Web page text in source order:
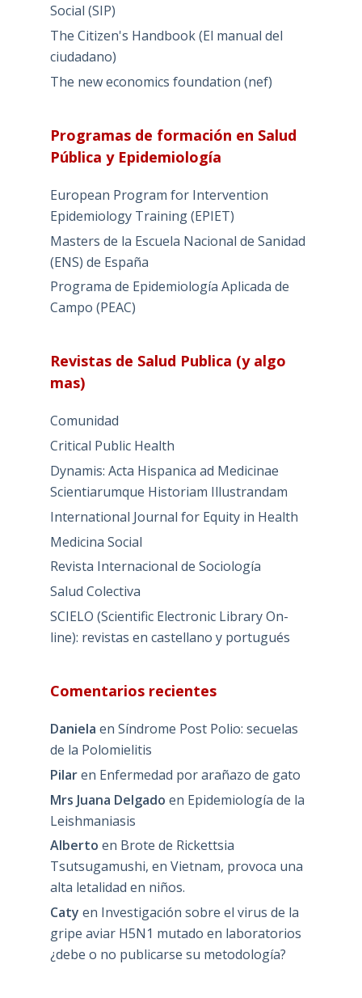
Social (SIP)
The Citizen's Handbook (El manual del
ciudadano)
The new economics foundation (nef)
Programas de formación en Salud
Pública y Epidemiología
European Program for Intervention
Epidemiology Training (EPIET)
Masters de la Escuela Nacional de Sanidad
(ENS) de España
Programa de Epidemiología Aplicada de
Campo (PEAC)
Revistas de Salud Publica (y algo
mas)
Comunidad
Critical Public Health
Dynamis: Acta Hispanica ad Medicinae
Scientiarumque Historiam Illustrandam
International Journal for Equity in Health
Medicina Social
Revista Internacional de Sociología
Salud Colectiva
SCIELO (Scientific Electronic Library On-
line): revistas en castellano y portugués
Comentarios recientes
Daniela en Síndrome Post Polio: secuelas
de la Polomielitis
Pilaren Enfermedad por arañazo de gato
Mrs Juana Delgado en Epidemiología de la
Leishmaniasis
Alberto en Brote de Rickettsia
Tsutsugamushi, en Vietnam, provoca una
alta letalidad en niños.
Caty en Investigación sobre el virus de la
gripe aviar H5N1 mutado en laboratorios
¿debe o no publicarse su metodología?